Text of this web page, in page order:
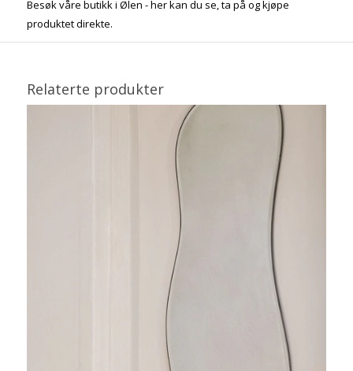
Besøk våre butikk i Ølen - her kan du se, ta på og kjøpe
produktet direkte.
Relaterte produkter